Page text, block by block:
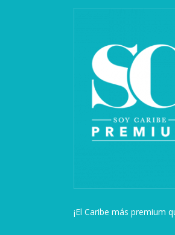
¡El Caribe más premium